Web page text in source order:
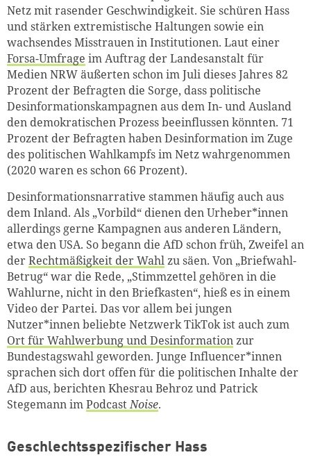
Netz mit rasender Geschwindigkeit. Sie schüren Hass
und stärken extremistische Haltungen sowie ein
wachsendes Misstrauen in Institutionen. Laut einer
Forsa-Umfrage im Auftrag der Landesanstalt für
Medien NRW äußerten schon im Juli dieses Jahres 82
Prozent der Befragten die Sorge, dass politische
Desinformationskampagnen aus dem In- und Ausland
den demokratischen Prozess beeinflussen könnten. 71
Prozent der Befragten haben Desinformation im Zuge
des politischen Wahlkampfs im Netz wahrgenommen
(2020 waren es schon 66 Prozent).
Desinformationsnarrative stammen häufig auch aus
dem Inland. Als „Vorbild“ dienen den Urheber*innen
allerdings gerne Kampagnen aus anderen Ländern,
etwa den USA. So begann die AfD schon früh, Zweifel an
derRechtmäßigkeit der Wahlzu säen. Von „Briefwahl-
Betrug“ war die Rede, „Stimmzettel gehören in die
Wahlurne, nicht in den Briefkasten“, hieß es in einem
Video der Partei. Das vor allem bei jungen
Nutzer*innen beliebte Netzwerk TikTok ist auch zum
Ort für Wahlwerbung und Desinformationzur
Bundestagswahl geworden. Junge Influencer*innen
sprachen sich dort offen für die politischen Inhalte der
AfD aus, berichten Khesrau Behroz und Patrick
Stegemann imPodcastNoise.
Geschlechtsspezifischer Hass